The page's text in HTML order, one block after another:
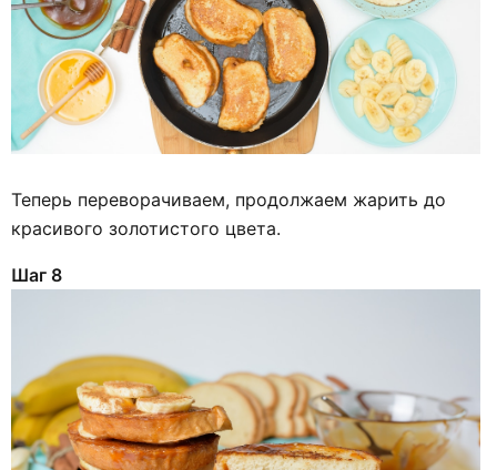
Теперь переворачиваем, продолжаем жарить до
красивого золотистого цвета.
Шаг 8